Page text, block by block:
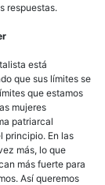
respuestas.
está
que sus límites se
que estamos
mujeres
patriarcal
principio. En las
más, lo que
más fuerte para
Así queremos